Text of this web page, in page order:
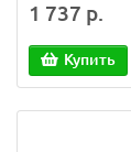
1 737 р.
Купить